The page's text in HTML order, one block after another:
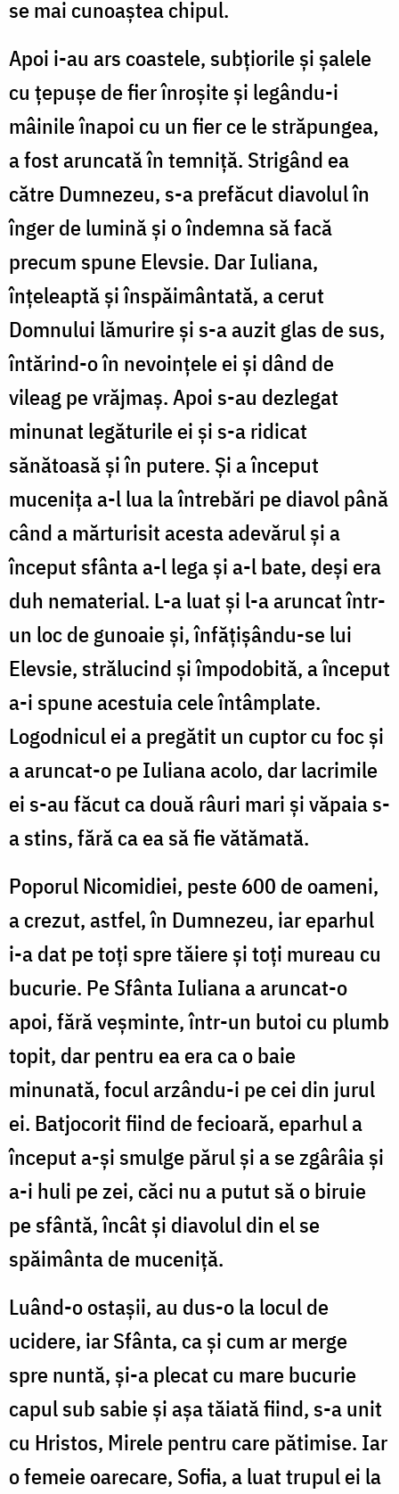
se mai cunoaștea chipul.
Apoi i-au ars coastele, subțiorile și șalele
cu țepușe de fier înroșite și legându-i
mâinile înapoi cu un fier ce le străpungea,
a fost aruncată în temniță. Strigând ea
către Dumnezeu, s-a prefăcut diavolul în
înger de lumină și o îndemna să facă
precum spune Elevsie. Dar Iuliana,
înțeleaptă și înspăimântată, a cerut
Domnului lămurire și s-a auzit glas de sus,
întărind-o în nevoințele ei și dând de
vileag pe vrăjmaș. Apoi s-au dezlegat
minunat legăturile ei și s-a ridicat
sănătoasă și în putere. Și a început
mucenița a-l lua la întrebări pe diavol până
când a mărturisit acesta adevărul și a
început sfânta a-l lega și a-l bate, deși era
duh nematerial. L-a luat și l-a aruncat într-
un loc de gunoaie și, înfățișându-se lui
Elevsie, strălucind și împodobită, a început
a-i spune acestuia cele întâmplate.
Logodnicul ei a pregătit un cuptor cu foc și
a aruncat-o pe Iuliana acolo, dar lacrimile
ei s-au făcut ca două râuri mari și văpaia s-
a stins, fără ca ea să fie vătămată.
Poporul Nicomidiei, peste 600 de oameni,
a crezut, astfel, în Dumnezeu, iar eparhul
i-a dat pe toți spre tăiere și toți mureau cu
bucurie. Pe Sfânta Iuliana a aruncat-o
apoi, fără veșminte, într-un butoi cu plumb
topit, dar pentru ea era ca o baie
minunată, focul arzându-i pe cei din jurul
ei. Batjocorit fiind de fecioară, eparhul a
început a-și smulge părul și a se zgârâia și
a-i huli pe zei, căci nu a putut să o biruie
pe sfântă, încât și diavolul din el se
spăimânta de muceniță.
Luând-o ostașii, au dus-o la locul de
ucidere, iar Sfânta, ca și cum ar merge
spre nuntă, și-a plecat cu mare bucurie
capul sub sabie și așa tăiată fiind, s-a unit
cu Hristos, Mirele pentru care pătimise. Iar
o femeie oarecare, Sofia, a luat trupul ei la